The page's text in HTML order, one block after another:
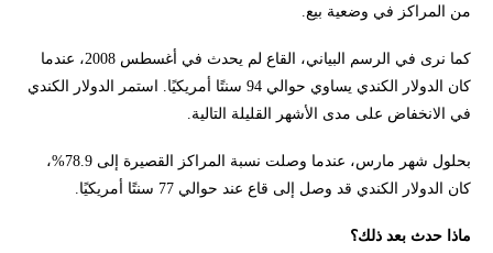
من المراكز في وضعية بيع.
كما نرى في الرسم البياني، القاع لم يحدث في أغسطس 2008، عندما
كان الدولار الكندي يساوي حوالي 94 سنتًا أمريكيًا. استمر الدولار الكندي
في الانخفاض على مدى الأشهر القليلة التالية.
بحلول شهر مارس، عندما وصلت نسبة المراكز القصيرة إلى 78.9%،
كان الدولار الكندي قد وصل إلى قاع عند حوالي 77 سنتًا أمريكيًا.
ماذا حدث بعد ذلك؟